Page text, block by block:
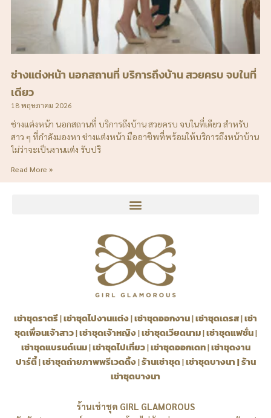
ช่างแต่งหน้า นอกสถานที่ บริการถึงบ้าน สวยครบ จบในที่
เดียว
18 พฤษภาคม 2026
ช่างแต่งหน้า นอกสถานที่ บริการถึงบ้าน สวยครบ จบในที่เดียว สำหรับ
สาว ๆ ที่กำลังมองหา ช่างแต่งหน้า มืออาชีพที่พร้อมให้บริการถึงหน้าบ้าน
ไม่ว่าจะเป็นงานแต่ง รับปริ
Read More »
เช่าชุดราตรี|เช่าชุดไปงานแต่ง|เช่าชุดออกงาน|เช่าชุดเดรส|เช่า
ชุดเพื่อนเจ้าสาว|เช่าชุดเจ้าหญิง|เช่าชุดเวียดนาม|เช่าชุดแฟชั่น|
เช่าชุดแบรนด์เนม|เช่าชุดไปเที่ยว|เช่าชุดออกเดท|เช่าชุดงาน
ปาร์ตี้|เช่าชุดถ่ายภาพพรีเวดดิ้ง|ร้านเช่าชุด|เช่าชุดบางนา|ร้าน
เช่าชุดบางนา
ร้านเช่าชุด GIRL GLAMOROUS